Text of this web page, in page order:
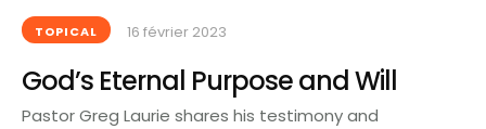
TOPICAL 16 février 2023
God’s Eternal Purpose and Will
Pastor Greg Laurie shares his testimony and